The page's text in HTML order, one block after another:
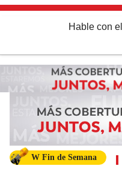
Hable con el
W Fin de Semana